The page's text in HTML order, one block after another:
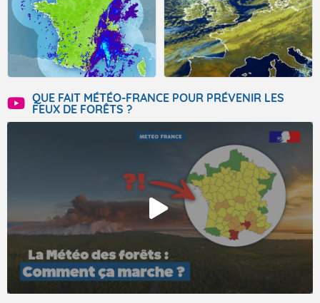
QUE FAIT MÉTÉO-FRANCE POUR PRÉVENIR LES
FEUX DE FORÊTS ?